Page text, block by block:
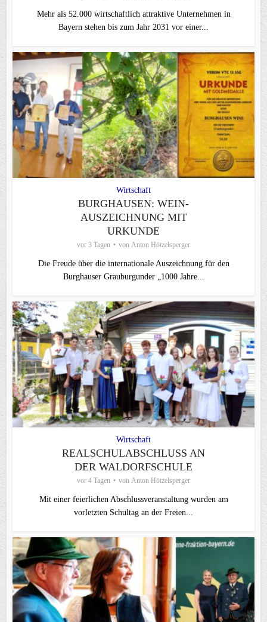
Mehr als 52.000 wirtschaftlich attraktive Unternehmen in
Bayern stehen bis zum Jahr 2031 vor einer...
Wirtschaft
BURGHAUSEN: WEIN-
AUSZEICHNUNG MIT
URKUNDE
vor 3 Tagen von Anton Hötzelsperger
Die Freude über die internationale Auszeichnung für den
Burghauser Grauburgunder „1000 Jahre...
Wirtschaft
REALSCHULABSCHLUSS AN
DER WALDORFSCHULE
vor 4 Tagen von Anton Hötzelsperger
Mit einer feierlichen Abschlussveranstaltung wurden am
vorletzten Schultag an der Freien...